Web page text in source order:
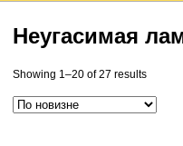
Неугасимая
Showing 1–20 of 27 results